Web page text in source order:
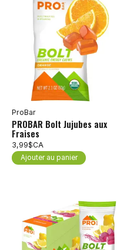
ProBar
PROBAR Bolt Jujubes aux
Fraises
3,99$CA
Ajouter au panier